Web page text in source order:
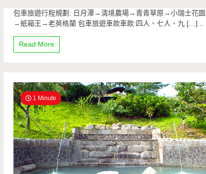
包車旅遊行程規劃: 日月潭→清境農場→青青草原→小瑞士花園
→紙箱王→老英格蘭 包車旅遊車款車款:四人、七人、九 […]...
Read More
1 Minute